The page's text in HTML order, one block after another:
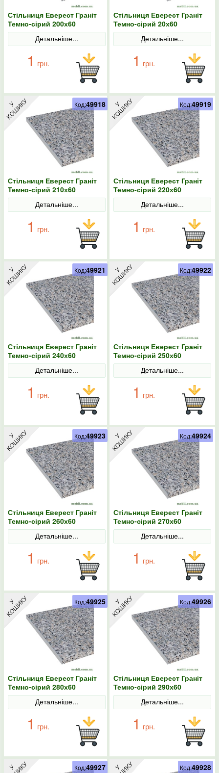
Стільниця Еверест Граніт
Темно-сірий 200х60
Детальніше...
1 грн.
Стільниця Еверест Граніт
Темно-сірий 20х60
Детальніше...
1 грн.
Стільниця Еверест Граніт
Темно-сірий 210х60
Детальніше...
1 грн.
Код:49918
Стільниця Еверест Граніт
Темно-сірий 220х60
Детальніше...
1 грн.
Код:49919
Стільниця Еверест Граніт
Темно-сірий 240х60
Детальніше...
1 грн.
Код:49921
Стільниця Еверест Граніт
Темно-сірий 250х60
Детальніше...
1 грн.
Код:49922
Стільниця Еверест Граніт
Темно-сірий 260х60
Детальніше...
1 грн.
Код:49923
Стільниця Еверест Граніт
Темно-сірий 270х60
Детальніше...
1 грн.
Код:49924
Стільниця Еверест Граніт
Темно-сірий 280х60
Детальніше...
1 грн.
Код:49925
Стільниця Еверест Граніт
Темно-сірий 290х60
Детальніше...
1 грн.
Код:49926
Код:49927 Код:49928